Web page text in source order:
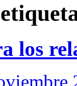
los